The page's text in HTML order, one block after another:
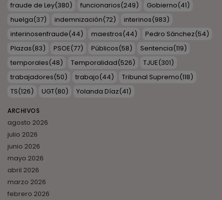
fraude de Ley(380) funcionarios(249) Gobierno(41)
huelga(37) indemnización(72) interinos(983)
interinosenfraude(44) maestros(44) Pedro Sánchez(54)
Plazas(83) PSOE(77) Públicos(58) Sentencia(119)
temporales(48) Temporalidad(526) TJUE(301)
trabajadores(50) trabajo(44) Tribunal Supremo(118)
TS(126) UGT(80) Yolanda Díaz(41)
ARCHIVOS
agosto 2026
julio 2026
junio 2026
mayo 2026
abril 2026
marzo 2026
febrero 2026